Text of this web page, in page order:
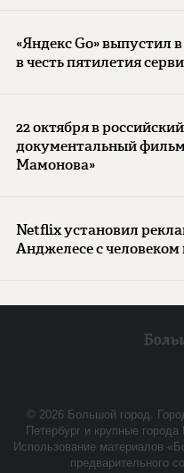
«Яндекс Go» выпустил
в честь пятилетия
22 октября в
документальный
Мамонова»
Netflix установил
Анджелесе с
© 2026 Большой город.
Петербург и крупные
Использование материалов
предварительного